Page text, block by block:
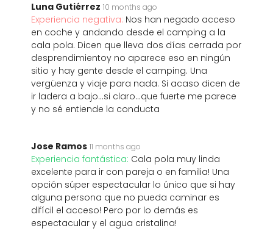
Luna Gutiérrez 10 months ago
Experiencia negativa: Nos han negado acceso
en coche y andando desde el camping a la
cala pola. Dicen que lleva dos días cerrada por
desprendimientoy no aparece eso en ningún
sitio y hay gente desde el camping. Una
vergüenza y viaje para nada. Si acaso dicen de
ir ladera a bajo...si claro...que fuerte me parece
y no sé entiende la conducta
Jose Ramos 11 months ago
Experiencia fantástica: Cala pola muy linda
excelente para ir con pareja o en familia! Una
opción súper espectacular lo único que si hay
alguna persona que no pueda caminar es
difícil el acceso! Pero por lo demás es
espectacular y el agua cristalina!